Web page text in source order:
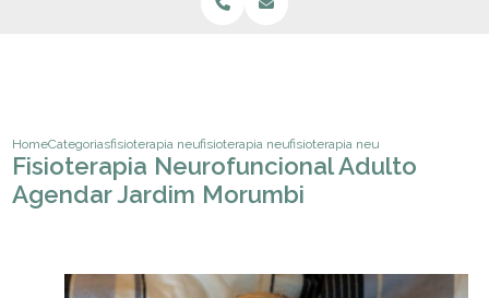
HomeCategoriasfisioterapia neurologicafisioterapia neurologica pediatrica
fisioterapia neurofuncional
Fisioterapia Neurofuncional Adulto
Agendar Jardim Morumbi